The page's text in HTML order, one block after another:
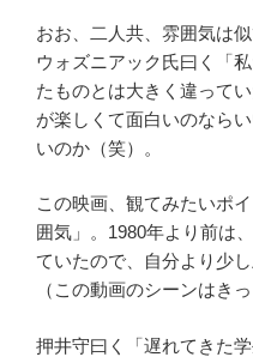
おお、二人共、雰囲気は
ウォズニアック氏曰く「
たものとは大きく違って
が楽しくて面白いのなら
いのか（笑）。
この映画、観てみたいポ
囲気」。1980年より前は
ていたので、自分より少
（この動画のシーンはき
押井守曰く「遅れてきた